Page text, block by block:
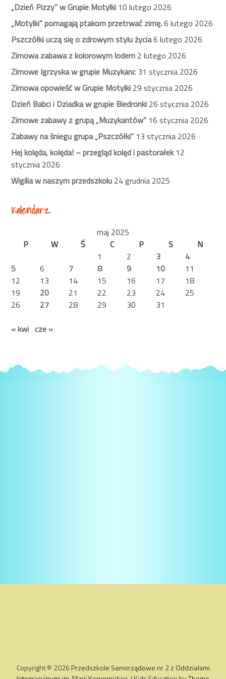
„Dzień Pizzy” w Grupie Motylki 10 lutego 2026
„Motylki” pomagają ptakom przetrwać zimę.6 lutego 2026
Pszczółki uczą się o zdrowym stylu życia6 lutego 2026
Zimowa zabawa z kolorowym lodem 2 lutego 2026
Zimowe Igrzyska w grupie Muzykanc 31 stycznia 2026
Zimowa opowieść w Grupie Motylki 29 stycznia 2026
Dzień Babci i Dziadka w grupie Biedronki 26 stycznia 2026
Zimowe zabawy z grupą „Muzykantów” 16 stycznia 2026
Zabawy na śniegu grupa „Pszczółki” 13 stycznia 2026
Hej kolęda, kolęda! – przegląd kolęd i pastorałek12
stycznia 2026
Wigilia w naszym przedszkolu 24 grudnia 2025
Kalendarz
maj 2025
P
W Ś C P S
N
1
2 3
4
5
6 7 8 9 10
11
12
13 14 15 16 17
18
19
20 21 22 23 24
25
26
27 28 29 30
31
« kwi cze »
Copyright © 2026 Przedszkole Samorządowe nr 2 z Oddziałami